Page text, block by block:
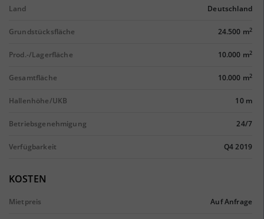
Land Deutschland
Grundstücksfläche 24.500 m2
Prod.-/Lagerfläche 10.000 m2
Gesamtfläche 10.000 m2
Hallenhöhe/UKB 10 m
Betriebsgenehmigung 24/7
Verfügbarkeit Q4 2019
KOSTEN
Mietpreis Auf Anfrage